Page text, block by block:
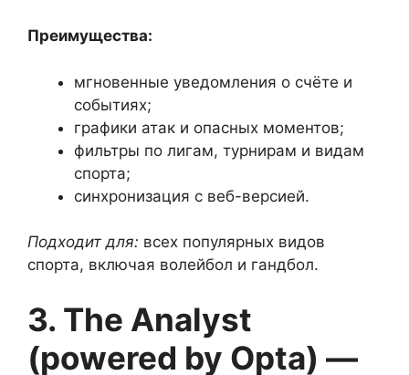
Преимущества:
мгновенные уведомления о счёте и
событиях;
графики атак и опасных моментов;
фильтры по лигам, турнирам и видам
спорта;
синхронизация с веб-версией.
Подходит для: всех популярных видов
спорта, включая волейбол и гандбол.
3. The Analyst
(powered by Opta) —